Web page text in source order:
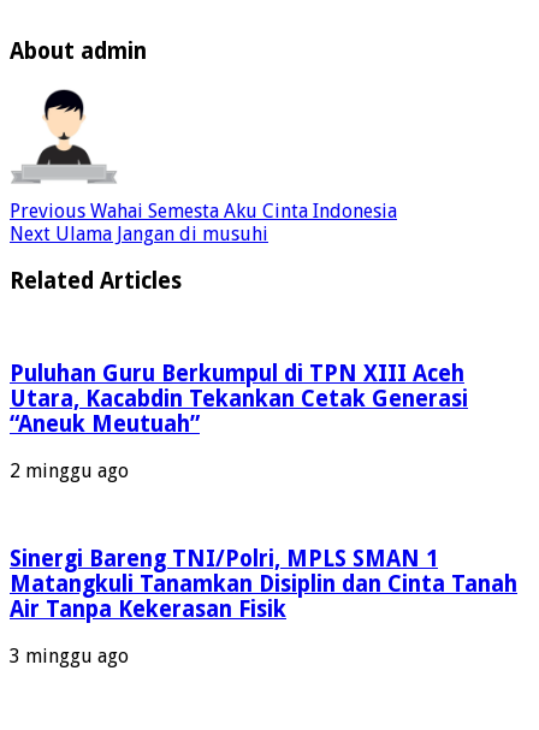
About admin
Previous Wahai Semesta Aku Cinta Indonesia
Next Ulama Jangan di musuhi
Related Articles
Puluhan Guru Berkumpul di TPN XIII Aceh
Utara, Kacabdin Tekankan Cetak Generasi
“Aneuk Meutuah”
2 minggu ago
Sinergi Bareng TNI/Polri, MPLS SMAN 1
Matangkuli Tanamkan Disiplin dan Cinta Tanah
Air Tanpa Kekerasan Fisik
3 minggu ago